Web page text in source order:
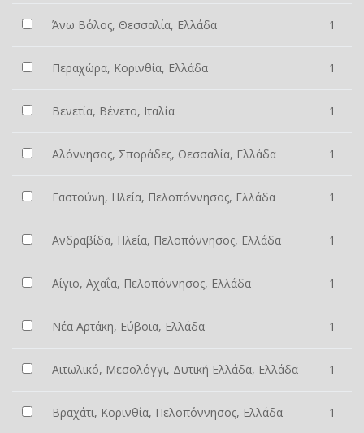
Άνω Βόλος, Θεσσαλία, Ελλάδα 1
Περαχώρα, Κορινθία, Ελλάδα 1
Βενετία, Βένετο, Ιταλία 1
Αλόννησος, Σποράδες, Θεσσαλία, Ελλάδα 1
Γαστούνη, Ηλεία, Πελοπόννησος, Ελλάδα 1
Ανδραβίδα, Ηλεία, Πελοπόννησος, Ελλάδα 1
Αίγιο, Αχαΐα, Πελοπόννησος, Ελλάδα 1
Νέα Αρτάκη, Εύβοια, Ελλάδα 1
Αιτωλικό, Μεσολόγγι, Δυτική Ελλάδα, Ελλάδα 1
Βραχάτι, Κορινθία, Πελοπόννησος, Ελλάδα 1